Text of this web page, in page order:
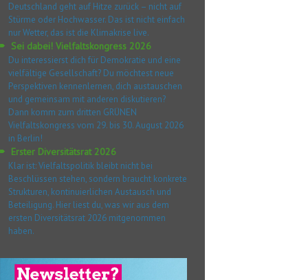
Deutschland geht auf Hitze zurück – nicht auf
Stürme oder Hochwasser. Das ist nicht einfach
nur Wetter, das ist die Klimakrise live.
Sei dabei! Vielfaltskongress 2026
Du interessierst dich für Demokratie und eine
vielfältige Gesellschaft? Du möchtest neue
Perspektiven kennenlernen, dich austauschen
und gemeinsam mit anderen diskutieren?
Dann komm zum dritten GRÜNEN
Vielfaltskongress vom 29. bis 30. August 2026
in Berlin!
Erster Diversitätsrat 2026
Klar ist: Vielfaltspolitik bleibt nicht bei
Beschlüssen stehen, sondern braucht konkrete
Strukturen, kontinuierlichen Austausch und
Beteiligung. Hier liest du, was wir aus dem
ersten Diversitätsrat 2026 mitgenommen
haben.